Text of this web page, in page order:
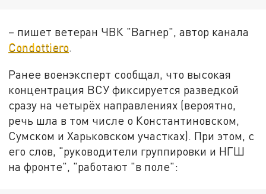
– пишет ветеран ЧВК "Вагнер", автор канала
Condottiero.
Ранее военэксперт сообщал, что высокая
концентрация ВСУ фиксируется разведкой
сразу на четырёх направлениях (вероятно,
речь шла в том числе о Константиновском,
Сумском и Харьковском участках). При этом, с
его слов, "руководители группировки и НГШ
на фронте", "работают "в поле":